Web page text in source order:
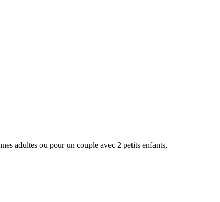
adultes ou pour un couple avec 2 petits enfants,